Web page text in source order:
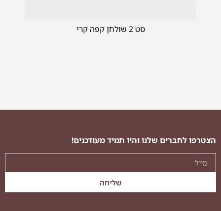
סט 2 שולחן קפה קרי
ספת פורטו
הצטרפו לחברים שלנו והיו תמיד מעודכנים!
שליחה